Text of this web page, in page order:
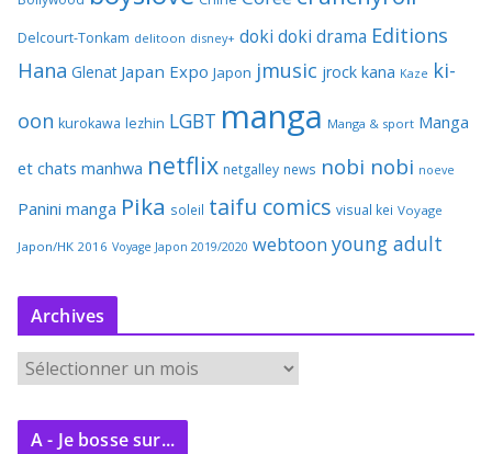
Delcourt-Tonkam delitoon disney+ doki doki drama Editions
Hana Glenat Japan Expo Japon jmusic jrock kana Kaze ki-
oon kurokawa lezhin LGBT manga Manga & sport Manga
et chats manhwa netflix netgalley news nobi nobi noeve
Panini manga Pika soleil taifu comics visual kei Voyage
Japon/HK 2016 Voyage Japon 2019/2020 webtoon young adult
Archives
c
A - Je bosse sur...